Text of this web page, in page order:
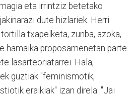
eta irrintziz betetako
dute hizlariek. Herri
txapelketa, zunba, azoka,
hamaika proposamenetan parte
lasarteoriatarrei. Hala,
guztiak "feminismotik,
eraikiak" izan direla: "Jai